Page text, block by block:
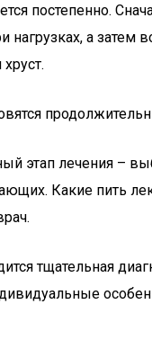
постепенно.
нагрузках, а затем
этап лечения –
Какие пить
тщательная